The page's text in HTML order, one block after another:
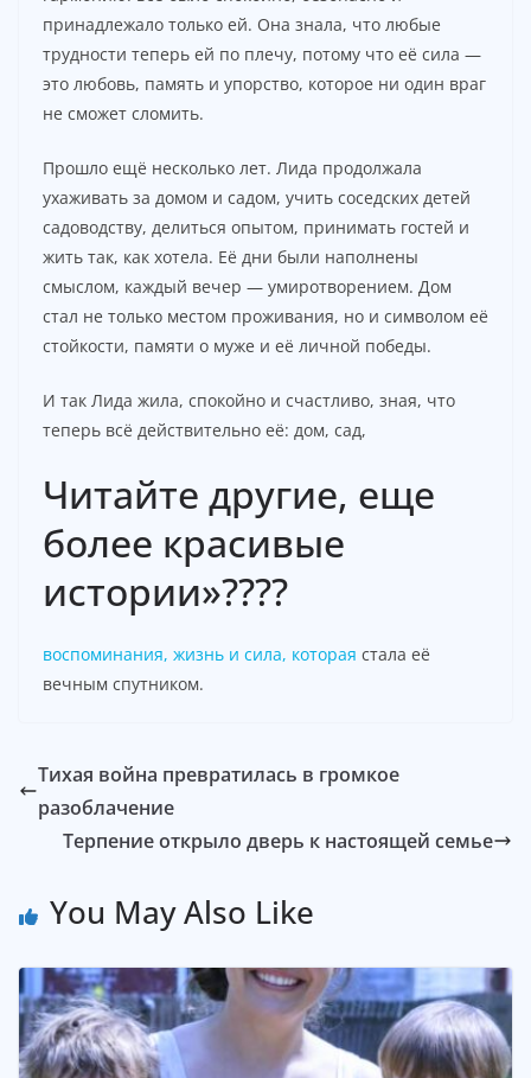
принадлежало только ей. Она знала, что любые
трудности теперь ей по плечу, потому что её сила —
это любовь, память и упорство, которое ни один враг
не сможет сломить.
Прошло ещё несколько лет. Лида продолжала
ухаживать за домом и садом, учить соседских детей
садоводству, делиться опытом, принимать гостей и
жить так, как хотела. Её дни были наполнены
смыслом, каждый вечер — умиротворением. Дом
стал не только местом проживания, но и символом её
стойкости, памяти о муже и её личной победы.
И так Лида жила, спокойно и счастливо, зная, что
теперь всё действительно её: дом, сад,
Читайте другие, еще
более красивые
истории»????
воспоминания, жизнь и сила, которая стала её
вечным спутником.
Тихая война превратилась в громкое
разоблачение
Терпение открыло дверь к настоящей семье
You May Also Like